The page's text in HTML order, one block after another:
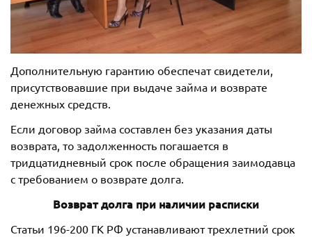
Дополнительную гарантию обеспечат свидетели,
присутствовавшие при выдаче займа и возврате
денежных средств.
Если договор займа составлен без указания даты
возврата, то задолженность погашается в
тридцатидневный срок после обращения заимодавца
с требованием о возврате долга.
Возврат долга при наличии расписки
Статьи 196-200 ГК РФ устанавливают трехлетний срок